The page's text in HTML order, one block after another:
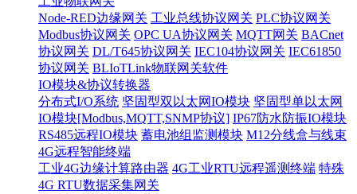
Node-RED边缘网关 工业总线协议网关 PLC协议网关
Modbus协议网关 OPC UA协议网关 MQTT网关 BACnet
协议网关 DL/T645协议网关 IEC104协议网关 IEC61850
协议网关 BLIoTLink物联网关软件
IO模块&协议转换器
分布式I/O系统 坚固型双以太网IO模块 坚固型单以太网
IO模块[Modbus,MQTT,SNMP协议] IP67防水防振IO模块
RS485远程IO模块 蓄电池组监测模块 M12分线盒与线束
4G远程智能终端
工业4G边缘计算路由器 4G工业RTU远程遥测终端 特殊
4G RTU数据采集网关